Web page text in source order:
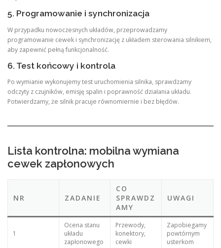
5. Programowanie i synchronizacja
W przypadku nowoczesnych układów, przeprowadzamy
programowanie cewek i synchronizację z układem sterowania silnikiem,
aby zapewnić pełną funkcjonalność.
6. Test końcowy i kontrola
Po wymianie wykonujemy test uruchomienia silnika, sprawdzamy
odczyty z czujników, emisję spalin i poprawność działania układu.
Potwierdzamy, że silnik pracuje równomiernie i bez błędów.
Lista kontrolna: mobilna wymiana
cewek zapłonowych
NR ZADANIE
CO
SPRAWDZ
AMY
UWAGI
1
Ocena stanu
układu
zapłonowego
Przewody,
konektory,
cewki
Zapobiegamy
powtórnym
usterkom